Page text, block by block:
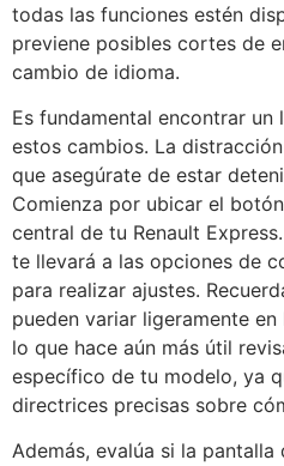
todas las funciones estén
previene posibles cortes de
cambio de idioma.
Es fundamental encontrar
estos cambios. La
que asegúrate de estar
Comienza por ubicar el botón
central de tu Renault
te llevará a las opciones de
para realizar ajustes.
pueden variar ligeramente
lo que hace aún más útil
específico de tu modelo, ya
directrices precisas sobre
Además, evalúa si la